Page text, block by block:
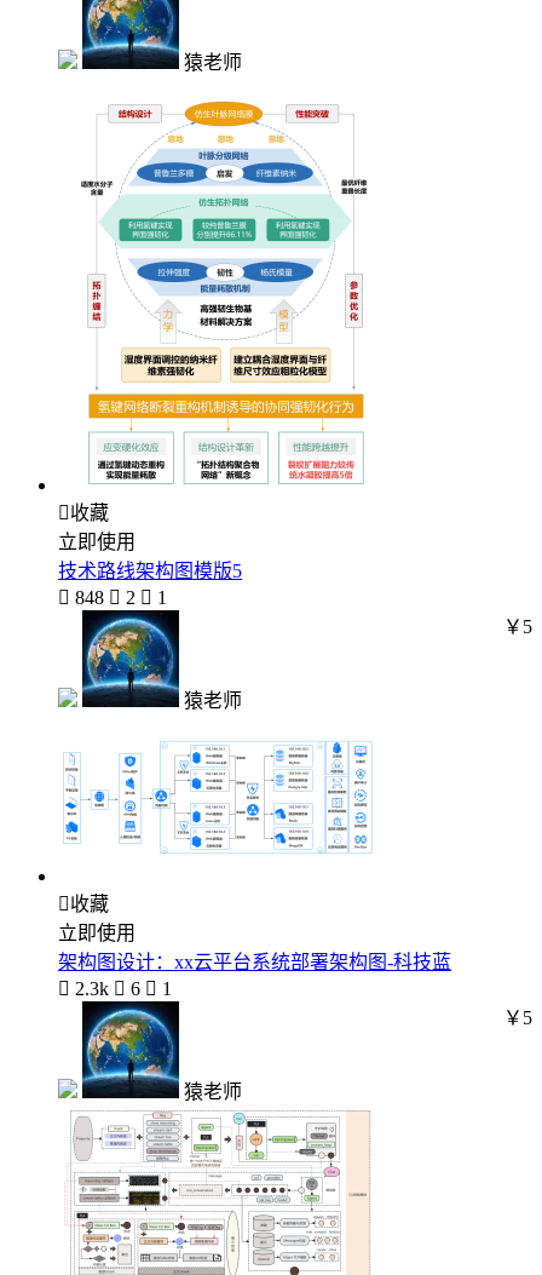
猿老师
收藏
立即使用
技术路线架构图模版5
 848  2  1
猿老师
￥5
收藏
立即使用
架构图设计：xx云平台系统部署架构图-科技蓝
 2.3k  6  1
猿老师
￥5